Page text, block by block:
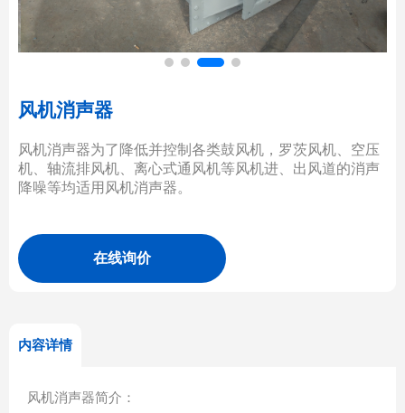
风机消声器
风机消声器为了降低并控制各类鼓风机，罗茨风机、空压
机、轴流排风机、离心式通风机等风机进、出风道的消声
降噪等均适用风机消声器。
在线询价
内容详情
风机消声器简介：